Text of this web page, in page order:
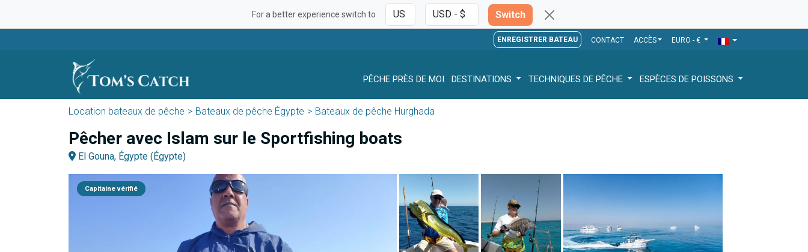
For a better experience switch to Switch
ENREGISTRER BATEAU CONTACT ACCÈS EURO - €
PÊCHE PRÈS DE MOI DESTINATIONS TECHNIQUES DE PÊCHE ESPÈCES DE POISSONS
Location bateaux de pêche Bateaux de pêche Égypte Bateaux de pêche Hurghada
Pêcher avec Islam sur le Sportfishing boats
El Gouna, Égypte (Égypte)
Capitaine vérifié